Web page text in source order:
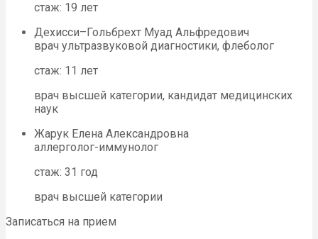
стаж: 19 лет
Дехисси–Гольбрехт Муад Альфредович
врач ультразвуковой диагностики, флеболог
стаж: 11 лет
врач высшей категории, кандидат медицинских
наук
Жарук Елена Александровна
аллерголог-иммунолог
стаж: 31 год
врач высшей категории
Записаться на прием